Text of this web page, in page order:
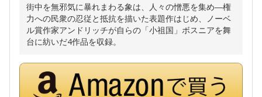
街中を無邪気に暴れまわる象は、人々の憎悪を集め―権
力への民衆の忍従と抵抗を描いた表題作はじめ、ノーベ
ル賞作家アンドリッチが自らの「小祖国」ボスニアを舞
台に紡いだ4作品を収録。